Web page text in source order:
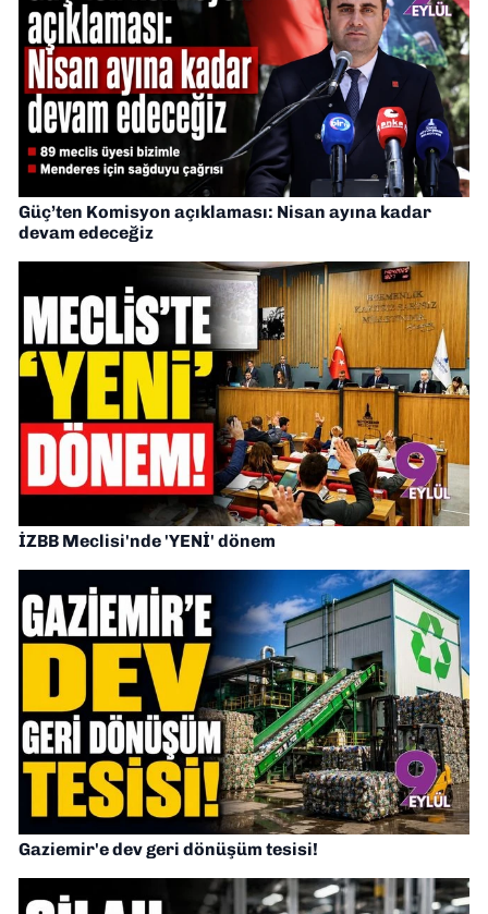
Güç’ten Komisyon açıklaması: Nisan ayına kadar
devam edeceğiz
İZBB Meclisi'nde 'YENİ' dönem
Gaziemir'e dev geri dönüşüm tesisi!